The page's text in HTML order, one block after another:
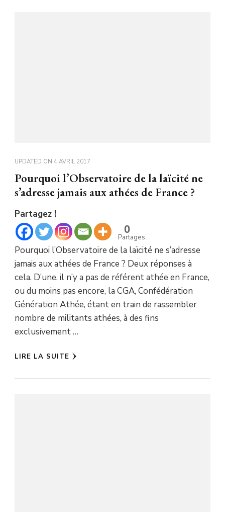
UPDATED ON 4 AVRIL 2017
Pourquoi l’Observatoire de la laïcité ne
s’adresse jamais aux athées de France ?
Partagez !
0
Partages
Pourquoi l’Observatoire de la laïcité ne s’adresse
jamais aux athées de France ? Deux réponses à
cela. D’une, il n’y a pas de référent athée en France,
ou du moins pas encore, la CGA, Confédération
Génération Athée, étant en train de rassembler
nombre de militants athées, à des fins
exclusivement …
LIRE LA SUITE